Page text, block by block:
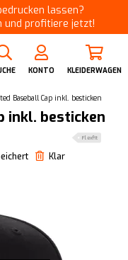
lassen?
und profitiere jetzt!
KONTO KLEIDERWAGEN
Baseball Cap inkl. besticken
inkl. besticken
Flexfit
Klar